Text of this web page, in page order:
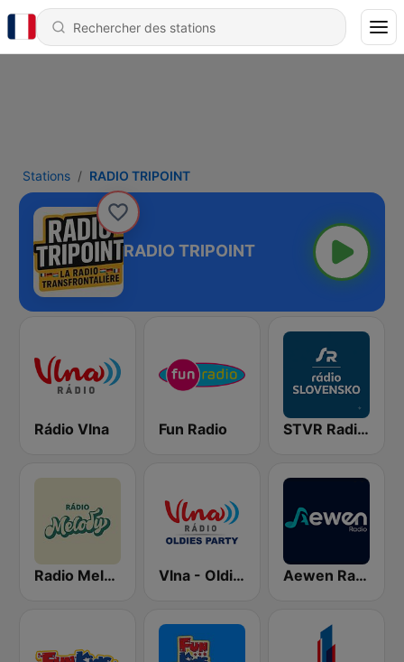
Stations RADIO TRIPOINT
RADIO TRIPOINT
Rádio Vlna Fun Radio STVR Radio Slovensko
Radio Melody Vlna - Oldies party Aewen Radio KPOP